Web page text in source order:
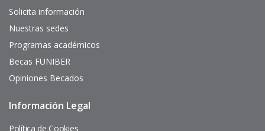
interés
Solicita información
Nuestras sedes
Programas académicos
Becas FUNIBER
Opiniones Becados
Pie
página
Información Legal
Política de Cookies